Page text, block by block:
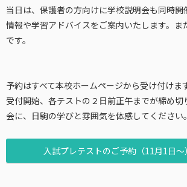
当日は、保護者の方向けに学校説明会も同時開
情報や学習アドバイスをご案内いたします。ま
です。
予約はすべて本校ホームページから受け付けま
受付開始、各テストの２日前正午までが締め切
会に、日駒の学びと雰囲気を体感してください。
入試プレテストのご予約（11月1日～